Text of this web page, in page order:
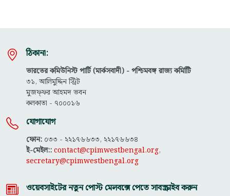
ঠিকানা:
ভারতের কমিউনিস্ট পার্টি (মার্কসবাদী) - পশ্চিমবঙ্গ রাজ্য কমিটিি
৩১, আলিমুদ্দিন স্ট্রিট
মুজফ্ফ‌র আহমদ ভবন
কলকাতা - ৭০০০১৬
যোগাযোগ
ফোন: ০৩৩ - ২২১৭৬৬৩৩, ২২১৭৬৬৩৪
ই-মেইল::contact@cpimwestbengal.org,
secretary@cpimwestbengal.org
ওয়েবসাইটের নতুন পোস্ট মেলবক্সে পেতে সাবস্ক্রাইব করুন